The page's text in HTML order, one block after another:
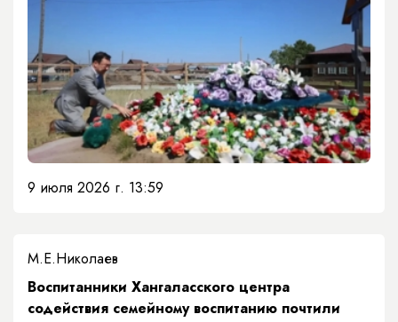
9 июля 2026 г. 13:59
М.Е.Николаев
​Воспитанники Хангаласского центра
содействия семейному воспитанию почтили